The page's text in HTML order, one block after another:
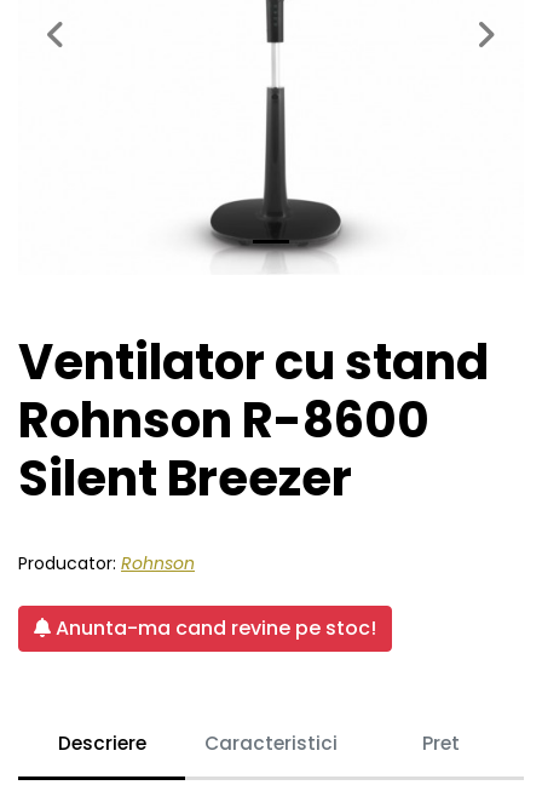
Previous Next
Ventilator cu stand
Rohnson R-8600
Silent Breezer
Producator: Rohnson
Anunta-ma cand revine pe stoc!
Descriere Caracteristici Pret